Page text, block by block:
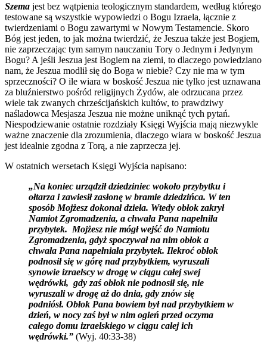
Szema jest bez wątpienia teologicznym standardem, według którego
testowane są wszystkie wypowiedzi o Bogu Izraela, łącznie z
twierdzeniami o Bogu zawartymi w Nowym Testamencie. Skoro
Bóg jest jeden, to jak można twierdzić, że Jeszua także jest Bogiem,
nie zaprzeczając tym samym nauczaniu Tory o Jednym i Jedynym
Bogu? A jeśli Jeszua jest Bogiem na ziemi, to dlaczego powiedziano
nam, że Jeszua modlił się do Boga w niebie? Czy nie ma w tym
sprzeczności? O ile wiara w boskość Jeszua nie tylko jest uznawana
za bluźnierstwo pośród religijnych Żydów, ale odrzucana przez
wiele tak zwanych chrześcijańskich kultów, to prawdziwy
naśladowca Mesjasza Jeszua nie możne uniknąć tych pytań.
Niespodziewanie ostatnie rozdziały Księgi Wyjścia mają niezwykle
ważne znaczenie dla zrozumienia, dlaczego wiara w boskość Jeszua
jest idealnie zgodna z Torą, a nie zaprzecza jej.
W ostatnich wersetach Księgi Wyjścia napisano:
„Na koniec urządził dziedziniec wokoło przybytku i
ołtarza i zawiesił zasłonę w bramie dziedzińca. W ten
sposób Mojżesz dokonał dzieła. Wtedy obłok zakrył
Namiot Zgromadzenia, a chwała Pana napełniła
przybytek. Mojżesz nie mógł wejść do Namiotu
Zgromadzenia, gdyż spoczywał na nim obłok a
chwała Pana napełniała przybytek. Ilekroć obłok
podnosił się w górę nad przybytkiem, wyruszali
synowie izraelscy w drogę w ciągu całej swej
wędrówki, gdy zaś obłok nie podnosił się, nie
wyruszali w drogę aż do dnia, gdy znów się
podniósł. Obłok Pana bowiem był nad przybytkiem w
dzień, w nocy zaś był w nim ogień przed oczyma
całego domu izraelskiego w ciągu całej ich
wędrówki.” (Wyj. 40:33-38)